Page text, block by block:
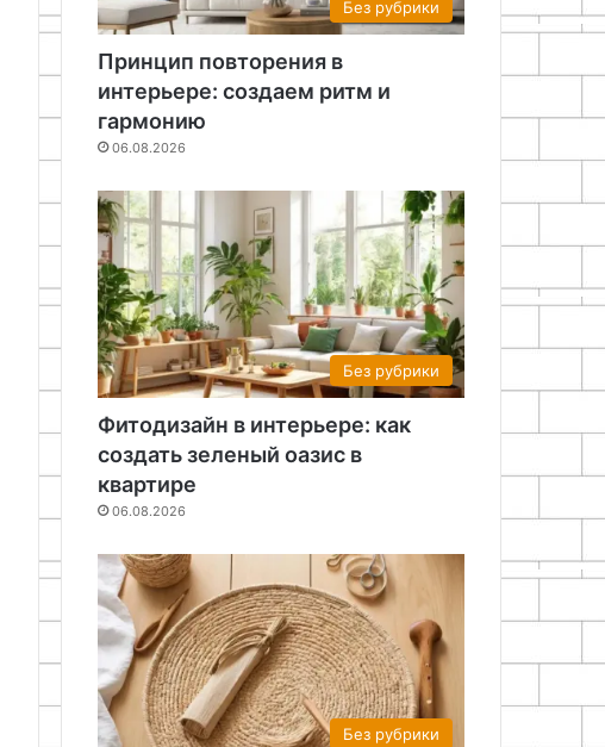
Без рубрики
Принцип повторения в
интерьере: создаем ритм и
гармонию
06.08.2026
Без рубрики
Фитодизайн в интерьере: как
создать зеленый оазис в
квартире
06.08.2026
Без рубрики